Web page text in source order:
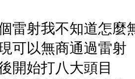
雷射我不知道怎麼
可以無商通過雷射
開始打八大頭目